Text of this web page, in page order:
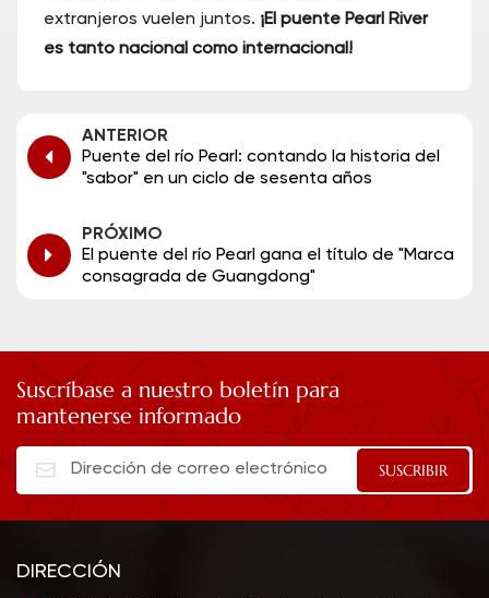
extranjeros vuelen juntos. ¡El puente Pearl River
es tanto nacional como internacional!
ANTERIOR
Puente del río Pearl: contando la historia del
"sabor" en un ciclo de sesenta años
PRÓXIMO
El puente del río Pearl gana el título de "Marca
consagrada de Guangdong"
Suscríbase a nuestro boletín para
mantenerse informado
DIRECCIÓN